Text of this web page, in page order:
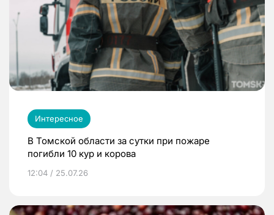
Интересное
В Томской области за сутки при пожаре
погибли 10 кур и корова
12:04 / 25.07.26